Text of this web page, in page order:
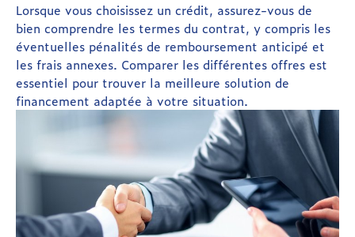
Lorsque vous choisissez un crédit, assurez-vous de
bien comprendre les termes du contrat, y compris les
éventuelles pénalités de remboursement anticipé et
les frais annexes. Comparer les différentes offres est
essentiel pour trouver la meilleure solution de
financement adaptée à votre situation.